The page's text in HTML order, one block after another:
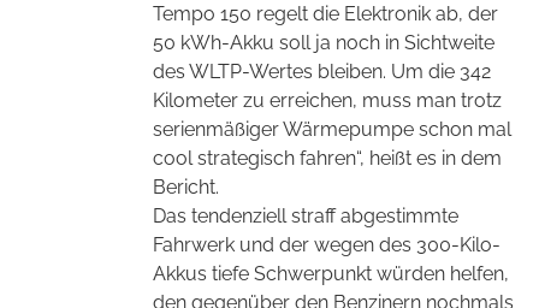
Tempo 150 regelt die Elektronik ab, der
50 kWh-Akku soll ja noch in Sichtweite
des WLTP-Wertes bleiben. Um die 342
Kilometer zu erreichen, muss man trotz
serienmäßiger Wärmepumpe schon mal
cool strategisch fahren“, heißt es in dem
Bericht.
Das tendenziell straff abgestimmte
Fahrwerk und der wegen des 300-Kilo-
Akkus tiefe Schwerpunkt würden helfen,
den gegenüber den Benzinern nochmals